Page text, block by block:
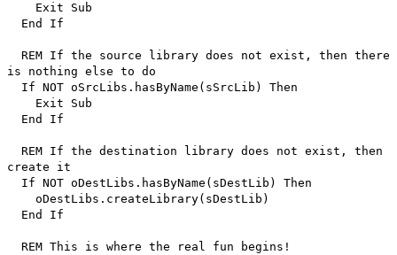
Exit Sub
End If
REM If the source library does not exist, then there
is nothing else to do
If NOT oSrcLibs.hasByName(sSrcLib) Then
Exit Sub
End If
REM If the destination library does not exist, then
create it
If NOT oDestLibs.hasByName(sDestLib) Then
oDestLibs.createLibrary(sDestLib)
End If
REM This is where the real fun begins!